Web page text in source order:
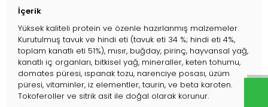
İçerik
Yüksek kaliteli protein ve özenle hazırlanmış malzemeler.
Kurutulmuş tavuk ve hindi eti (tavuk eti 34 %; hindi eti 4%,
toplam kanatlı eti 51%), mısır, buğday, pirinç, hayvansal yağ,
kanatlı iç organları, bitkisel yağ, mineraller, keten tohumu,
domates püresi, ıspanak tozu, narenciye posası, üzüm
püresi, vitaminler, iz elementler, taurin, ve beta karoten.
Tokoferoller ve sitrik asit ile doğal olarak korunur.